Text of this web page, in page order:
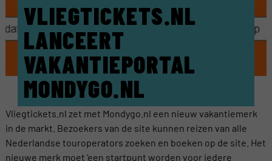
VLIEGTICKETS.NL
LANCEERT
VAKANTIEPORTAL
MONDYGO.NL
Vliegtickets.nl zet met Mondygo.nl een nieuw vakantiemerk
in de markt. Bezoekers van de site kunnen reizen van alle
Nederlandse touroperators zoeken en boeken op de site. Het
nieuwe merk moet ‘een startpunt worden voor iedere